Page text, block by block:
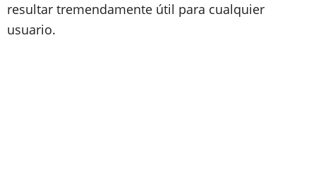
resultar tremendamente útil para cualquier
usuario.